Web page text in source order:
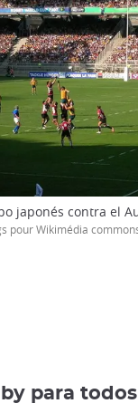
japonés contra el
pour Wikimédia
para